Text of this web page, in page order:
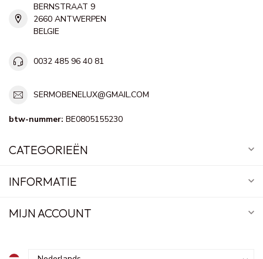
BERNSTRAAT 9
2660 ANTWERPEN
BELGIE
0032 485 96 40 81
SERMOBENELUX@GMAIL.COM
btw-nummer: BE0805155230
CATEGORIEËN
INFORMATIE
MIJN ACCOUNT